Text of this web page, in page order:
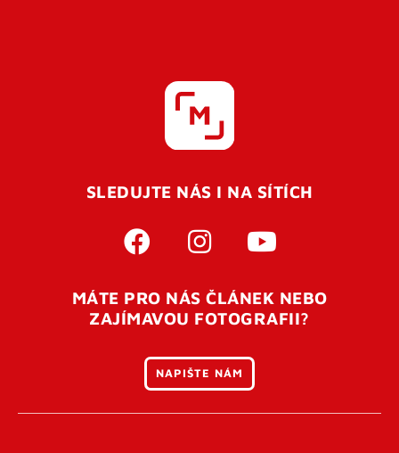
SLEDUJTE NÁS I NA SÍTÍCH
MÁTE PRO NÁS ČLÁNEK NEBO
ZAJÍMAVOU FOTOGRAFII?
NAPIŠTE NÁM